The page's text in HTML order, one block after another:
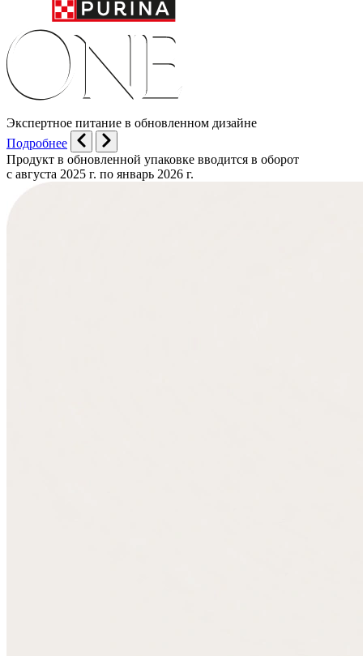
Экспертное питание в обновленном дизайне
Подробнее
Продукт в обновленной упаковке вводится в оборот
с августа 2025 г. по январь 2026 г.